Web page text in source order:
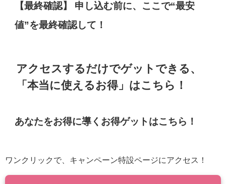
【最終確認】 申し込む前に、ここで“最安
値”を最終確認して！
アクセスするだけでゲットできる、
「本当に使えるお得」はこちら！
あなたをお得に導くお得ゲットはこちら！
ワンクリックで、キャンペーン特設ページにアクセス！